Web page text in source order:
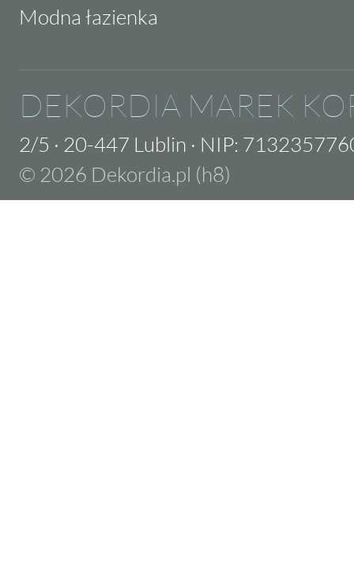
Modna łazienka
DEKORDIA MAREK
2/5 · 20-447 Lublin · NIP:
© 2026 Dekordia.pl (h8)